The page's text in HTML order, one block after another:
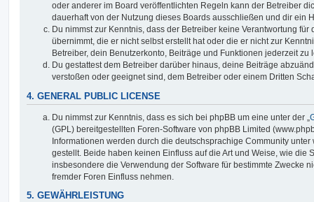
oder anderer im Board veröffentlichten Regeln kann der Betreiber
dauerhaft von der Nutzung dieses Boards ausschließen und dir ein
Du nimmst zur Kenntnis, dass der Betreiber keine Verantwortung für
übernimmt, die er nicht selbst erstellt hat oder die er nicht zur
Betreiber, dein Benutzerkonto, Beiträge und Funktionen jederzeit zu
Du gestattest dem Betreiber darüber hinaus, deine Beiträge
verstoßen oder geeignet sind, dem Betreiber oder einem Dritten
4. GENERAL PUBLIC LICENSE
Du nimmst zur Kenntnis, dass es sich bei phpBB um eine unter der „
(GPL) bereitgestellten Foren-Software von phpBB Limited
Informationen werden durch die deutschsprachige Community unter
gestellt. Beide haben keinen Einfluss auf die Art und Weise, wie die
insbesondere die Verwendung der Software für bestimmte Zwecke
fremder Foren Einfluss nehmen.
5. GEWÄHRLEISTUNG